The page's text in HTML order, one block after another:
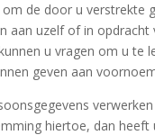
de door u verstrekte
aan uzelf of in opdracht
u vragen om u te
geven aan
hiertoe, dan heeft